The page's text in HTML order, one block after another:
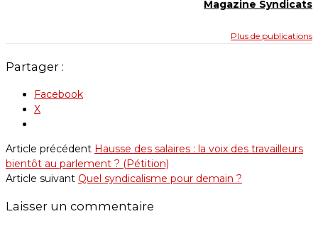
Magazine Syndicats
Plus de publications
Partager :
Facebook
X
Article précédent Hausse des salaires : la voix des travailleurs
bientôt au parlement ? (Pétition)
Article suivant Quel syndicalisme pour demain ?
Laisser un commentaire